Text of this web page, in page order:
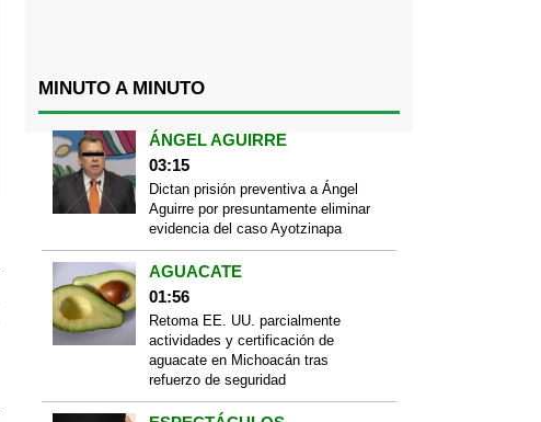
MINUTO A MINUTO
ÁNGEL AGUIRRE
03:15
Dictan prisión preventiva a Ángel
Aguirre por presuntamente eliminar
evidencia del caso Ayotzinapa
AGUACATE
01:56
Retoma EE. UU. parcialmente
actividades y certificación de
aguacate en Michoacán tras
refuerzo de seguridad